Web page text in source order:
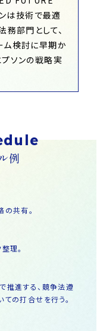
は技術で最適
務部門として、
ム検討に早期か
ソンの戦略実
例
の共有。
理。
推進する、競争法遵
の打合せを行う。